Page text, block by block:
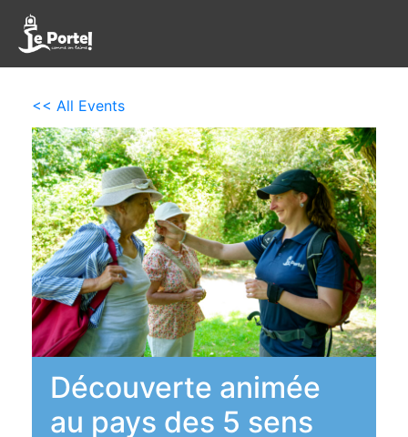
<< All Events
Découverte animée
au pays des 5 sens